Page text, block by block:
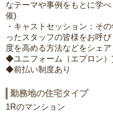
なテーマや事例をもとに学
催)
・キャストセッション：そ
ったスタッフの皆様をお呼
度を高める方法などをシェ
◆ユニフォーム（エプロン）
◆前払い制度あり
勤務地の住宅タイプ
1Rのマンション